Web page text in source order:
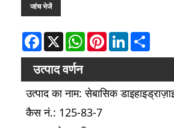
जांच भेजें
Facebook
X WhatsAppPinterestLinkedIn
उत्पाद वर्णन
उत्पाद का नाम: सेबासिक
कैस नं.: 125-83-7